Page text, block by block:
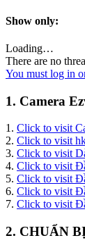
Show only:
Loading…
There are no
You must log in
1. Camera
1. Click to visit
2. Click to visit
3. Click to visit
4. Click to visit
5. Click to visit
6. Click to visit
7. Click to visit
2. CHUẨN